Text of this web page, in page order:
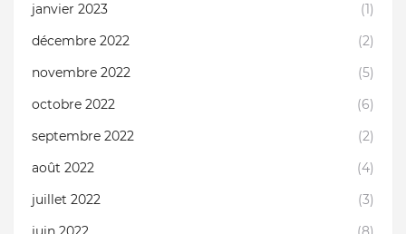
janvier 2023
(1)
décembre 2022
(2)
novembre 2022
(5)
octobre 2022
(6)
septembre 2022
(2)
août 2022
(4)
juillet 2022
(3)